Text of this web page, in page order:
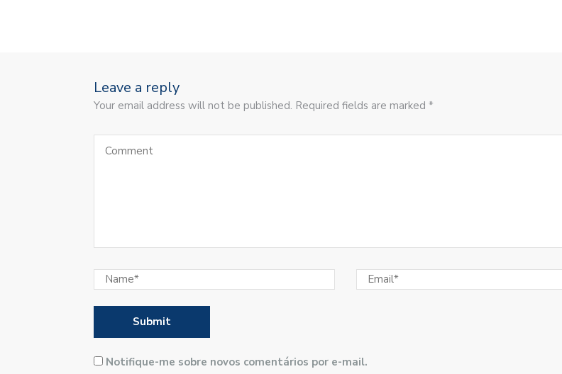
Leave a reply
Your email address will not be published. Required fields are marked *
Notifique-me sobre novos comentários por e-mail.